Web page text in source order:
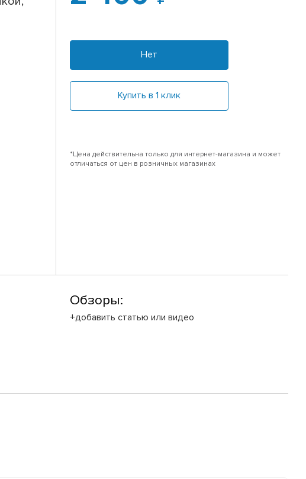
Нет
Купить в 1 клик
*Цена действительна только для интернет-магазина и может
отличаться от цен в розничных магазинах
Обзоры:
+добавить статью или видео